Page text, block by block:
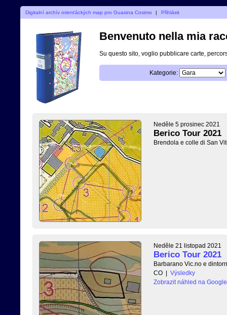
Digitalní archív orienťáckých map pro Guasina Cosimo | Přihlásit
Benvenuto nella mia
Su questo sito, voglio pubblicare carte,
Kategorie:
Neděle 5 prosinec 2021
Berico Tour 2021
Brendola e colle di San
Neděle 21 listopad 2021
Berico Tour 2021
Barbarano Vic.no e
CO | Výsledky
Zobrazit náhled na